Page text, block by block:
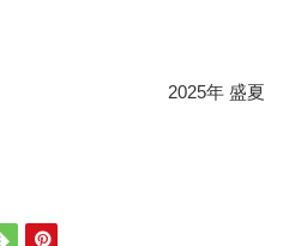
2025年 盛夏